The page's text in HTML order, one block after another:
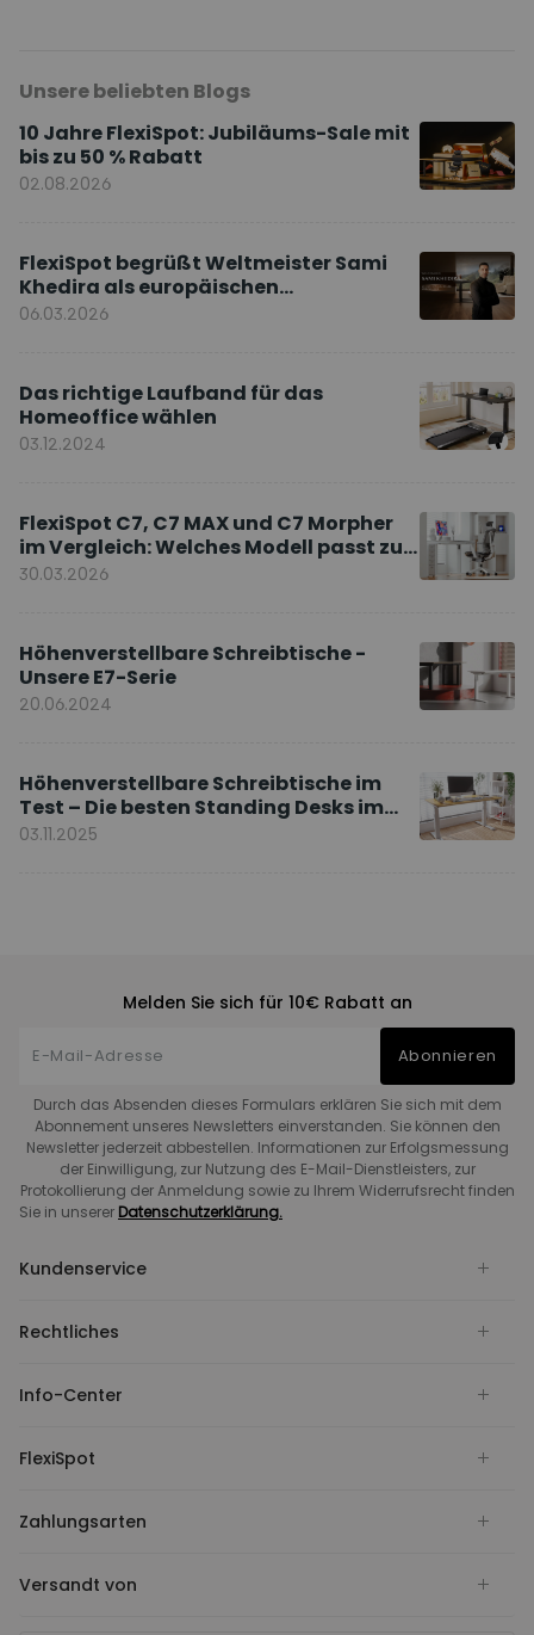
Unsere beliebten Blogs
10 Jahre FlexiSpot: Jubiläums-Sale mit
bis zu 50 % Rabatt
02.08.2026
FlexiSpot begrüßt Weltmeister Sami
Khedira als europäischen
Markenbotschafter
06.03.2026
Das richtige Laufband für das
Homeoffice wählen
03.12.2024
FlexiSpot C7, C7 MAX und C7 Morpher
im Vergleich: Welches Modell passt zu
Ihnen?
30.03.2026
Höhenverstellbare Schreibtische -
Unsere E7-Serie
20.06.2024
Höhenverstellbare Schreibtische im
Test – Die besten Standing Desks im
Vergleich
03.11.2025
Melden Sie sich für 10€ Rabatt an
Abonnieren
Durch das Absenden dieses Formulars erklären Sie sich mit dem
Abonnement unseres Newsletters einverstanden. Sie können den
Newsletter jederzeit abbestellen. Informationen zur Erfolgsmessung
der Einwilligung, zur Nutzung des E-Mail-Dienstleisters, zur
Protokollierung der Anmeldung sowie zu Ihrem Widerrufsrecht finden
Sie in unserer Datenschutzerklärung.
Kundenservice
Rechtliches
Info-Center
FlexiSpot
Zahlungsarten
Versandt von